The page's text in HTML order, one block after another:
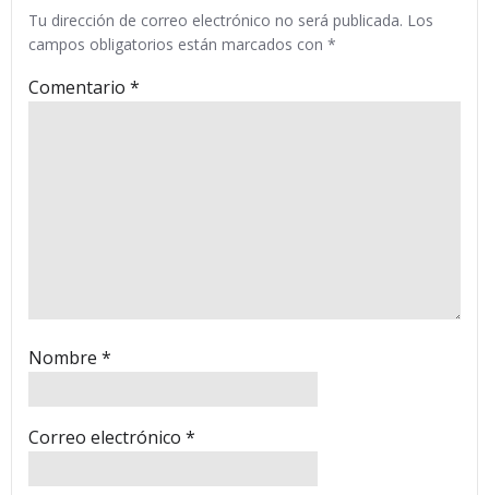
Tu dirección de correo electrónico no será publicada. Los
campos obligatorios están marcados con *
Comentario *
Nombre *
Correo electrónico *